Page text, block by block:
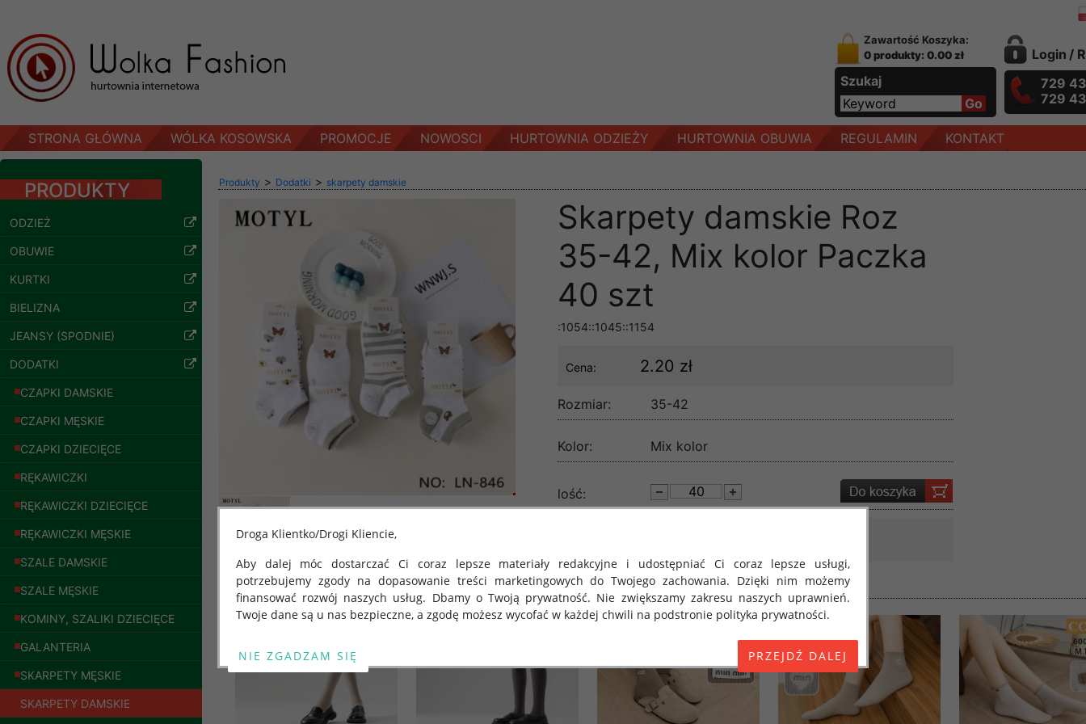
Zawartość Koszyka:
0 produkty: 0.00 zł
Szukaj
Login /
729
729
STRONA GŁÓWNA WÓLKA KOSOWSKA PROMOCJE NOWOSCI HURTOWNIA ODZIEŻY HURTOWNIA OBUWIA REGULAMIN KONTAKT
PRODUKTY
ODZIEŻ
OBUWIE
KURTKI
BIELIZNA
JEANSY (SPODNIE)
DODATKI
CZAPKI DAMSKIE
CZAPKI MĘSKIE
CZAPKI DZIECIĘCE
RĘKAWICZKI
RĘKAWICZKI DZIECIĘCE
RĘKAWICZKI MĘSKIE
SZALE DAMSKIE
SZALE MĘSKIE
KOMINY, SZALIKI DZIECIĘCE
GALANTERIA
SKARPETY MĘSKIE
SKARPETY DAMSKIE
Bluzy damskie Roz
L-3XL. 1 kolor.
54.00 zł
Produkty > Dodatki > skarpety damskie
Skarpety damskie Roz
35-42, Mix kolor Paczka
40 szt
:1054::1045::1154
Cena: 2.20 zł
Rozmiar: 35-42
Kolor: Mix kolor
lość:
Inne produkty
Droga Klientko/Drogi Kliencie,
Aby dalej móc dostarczać Ci coraz lepsze materiały redakcyjne i udostępniać Ci coraz lepsze usługi,
potrzebujemy zgody na dopasowanie treści marketingowych do Twojego zachowania. Dzięki nim możemy
finansować rozwój naszych usług. Dbamy o Twoją prywatność. Nie zwiększamy zakresu naszych uprawnień.
Twoje dane są u nas bezpieczne, a zgodę możesz wycofać w każdej chwili na podstronie polityka prywatności.
Od 25 maja 2018 roku obowiązuje Rozporządzenie Parlamentu Europejskiego i Rady (UE) 2016/679 z dnia 27
kwietnia 2016 r. w sprawie ochrony osób fizycznych w związku z przetwarzaniem danych osobowych i w sprawie
swobodnego przepływu takich danych oraz uchylenia dyrektywy 95/46/WE (określane jako "RODO", "ORODO",
"GDPR" lub "Ogólne Rozporządzenie o Ochronie Danych"). W związku z tym chcielibyśmy poinformować Cię o
przetwarzaniu Twoich danych oraz zasadach, na jakich odbywa się to po dniu 25 maja 2018 roku. Poniżej